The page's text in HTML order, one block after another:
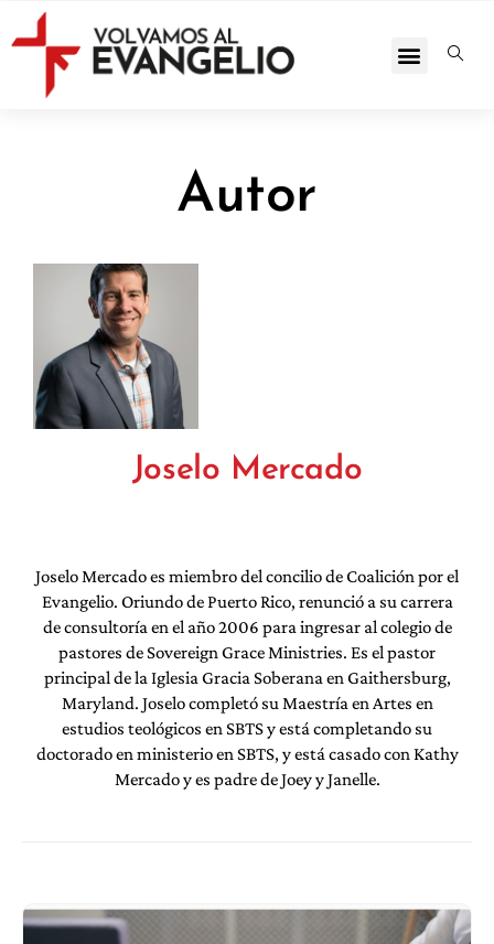
Autor
Joselo Mercado
Joselo Mercado es miembro del concilio de Coalición por el
Evangelio. Oriundo de Puerto Rico, renunció a su carrera
de consultoría en el año 2006 para ingresar al colegio de
pastores de Sovereign Grace Ministries. Es el pastor
principal de la Iglesia Gracia Soberana en Gaithersburg,
Maryland. Joselo completó su Maestría en Artes en
estudios teológicos en SBTS y está completando su
doctorado en ministerio en SBTS, y está casado con Kathy
Mercado y es padre de Joey y Janelle.